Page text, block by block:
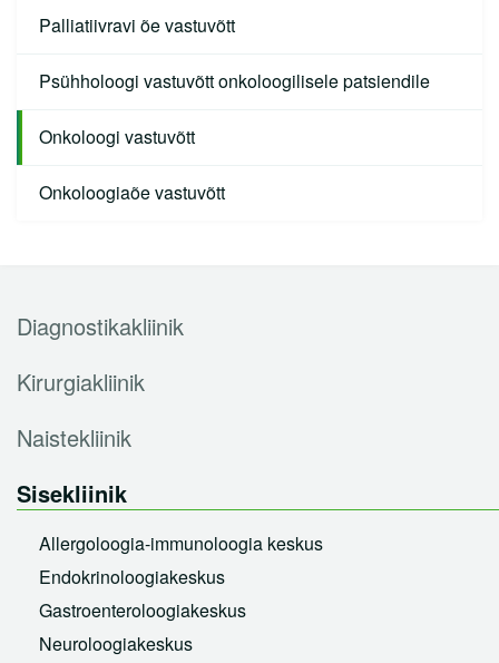
Sisehaigustekeskus
Südamekeskus
Silmakliinik
Tasulised teenused
Sõeluuringud
Tervisepaketid
Abiks lahkunu omastele
Partnerile
Karjäär
Diagnostikakliinik
Kirurgiakliinik
Naistekliinik
Sisekliinik
Allergoloogia-immunoloogia keskus
Endokrinoloogiakeskus
Gastroenteroloogiakeskus
Neuroloogiakeskus
Palliatiivravi õe vastuvõtt
Psühholoogi vastuvõtt onkoloogilisele patsiendile
Onkoloogi vastuvõtt
Onkoloogiaõe vastuvõtt